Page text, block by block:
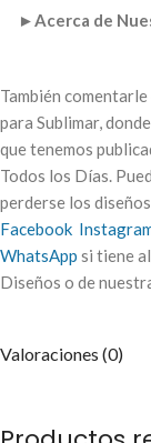
►Acerca de
También
para Sublimar,
que tenemos
Todos los Días.
perderse los
Facebook
WhatsApp si tiene
Diseños o de
Valoraciones (0)